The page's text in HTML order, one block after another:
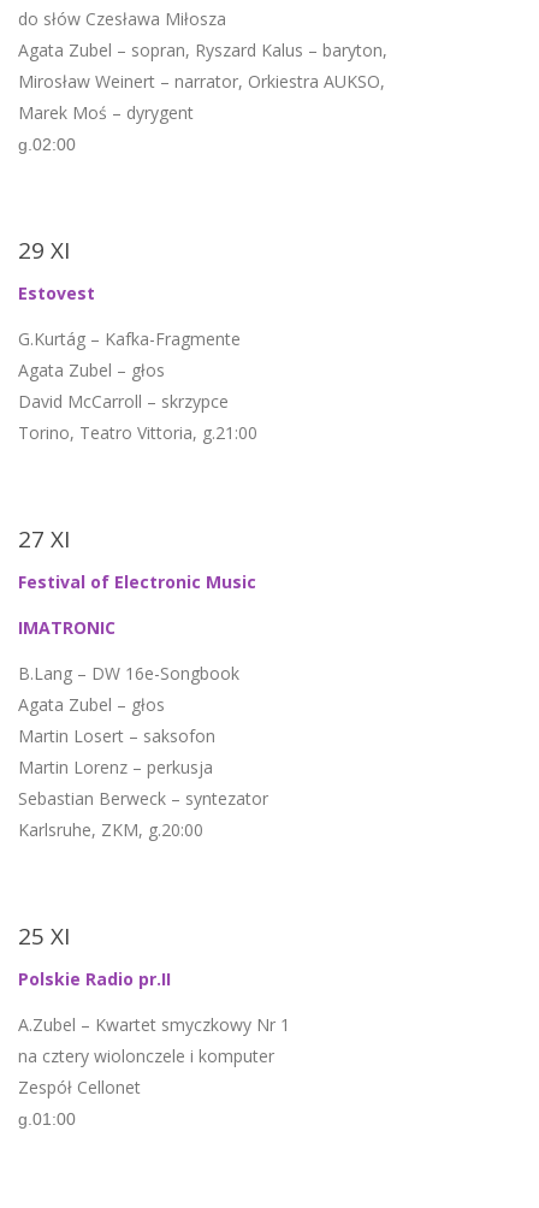
do słów Czesława Miłosza
Agata Zubel – sopran, Ryszard Kalus – baryton,
Mirosław Weinert – narrator, Orkiestra AUKSO,
Marek Moś – dyrygent
g.02:00
29 XI
Estovest
G.Kurtág – Kafka-Fragmente
Agata Zubel – głos
David McCarroll – skrzypce
Torino, Teatro Vittoria, g.21:00
27 XI
Festival of Electronic Music
IMATRONIC
B.Lang – DW 16e-Songbook
Agata Zubel – głos
Martin Losert – saksofon
Martin Lorenz – perkusja
Sebastian Berweck – syntezator
Karlsruhe, ZKM, g.20:00
25 XI
Polskie Radio pr.II
A.Zubel – Kwartet smyczkowy Nr 1
na cztery wiolonczele i komputer
Zespół Cellonet
g.01:00